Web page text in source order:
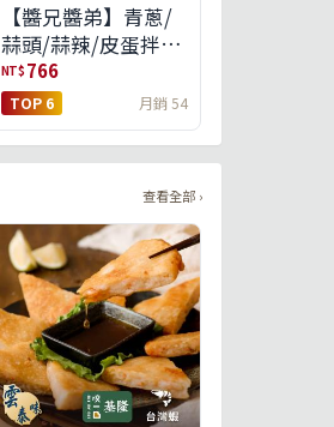
【醬兄醬弟】青蔥/
蒜頭/蒜辣/皮蛋拌醬
4件任選(免運組)
NT$ 766
TOP 6 月銷 54
查看全部 ›